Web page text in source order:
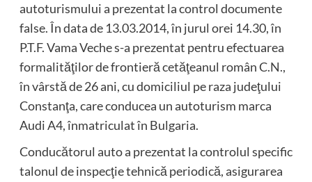
autoturismului a prezentat la control documente
false. În data de 13.03.2014, în jurul orei 14.30, în
P.T.F. Vama Veche s-a prezentat pentru efectuarea
formalităţilor de frontieră cetăţeanul român C.N.,
în vârstă de 26 ani, cu domiciliul pe raza judeţului
Constanţa, care conducea un autoturism marca
Audi A4, înmatriculat în Bulgaria.
Conducătorul auto a prezentat la controlul specific
talonul de inspecţie tehnică periodică, asigurarea